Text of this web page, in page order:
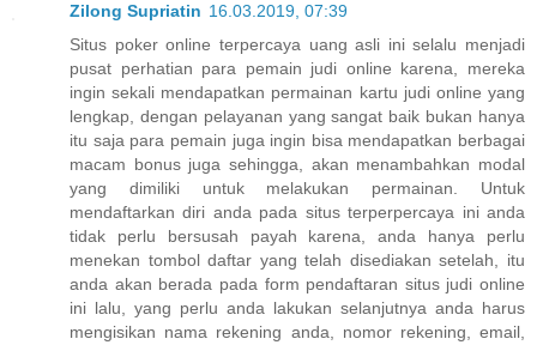
Zilong Supriatin 16.03.2019, 07:39
Situs poker online terpercaya uang asli ini selalu menjadi
pusat perhatian para pemain judi online karena, mereka
ingin sekali mendapatkan permainan kartu judi online yang
lengkap, dengan pelayanan yang sangat baik bukan hanya
itu saja para pemain juga ingin bisa mendapatkan berbagai
macam bonus juga sehingga, akan menambahkan modal
yang dimiliki untuk melakukan permainan. Untuk
mendaftarkan diri anda pada situs terperpercaya ini anda
tidak perlu bersusah payah karena, anda hanya perlu
menekan tombol daftar yang telah disediakan setelah, itu
anda akan berada pada form pendaftaran situs judi online
ini lalu, yang perlu anda lakukan selanjutnya anda harus
mengisikan nama rekening anda, nomor rekening, email,